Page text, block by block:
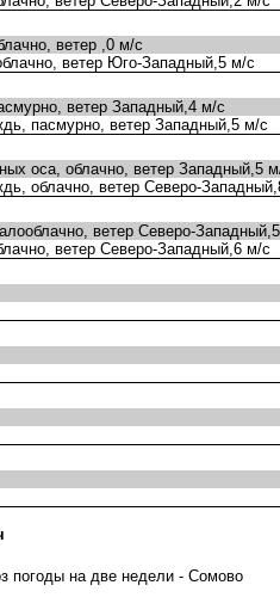
ветер ,0 м/с
ветер Юго-Западный,5 м/с
ветер Западный,4 м/с
пасмурно, ветер Западный,5 м/с
оса, облачно, ветер Западный,5
облачно, ветер Северо-
ветер Северо-
ветер Северо-Западный,6 м/с
погоды на две недели - Сомово